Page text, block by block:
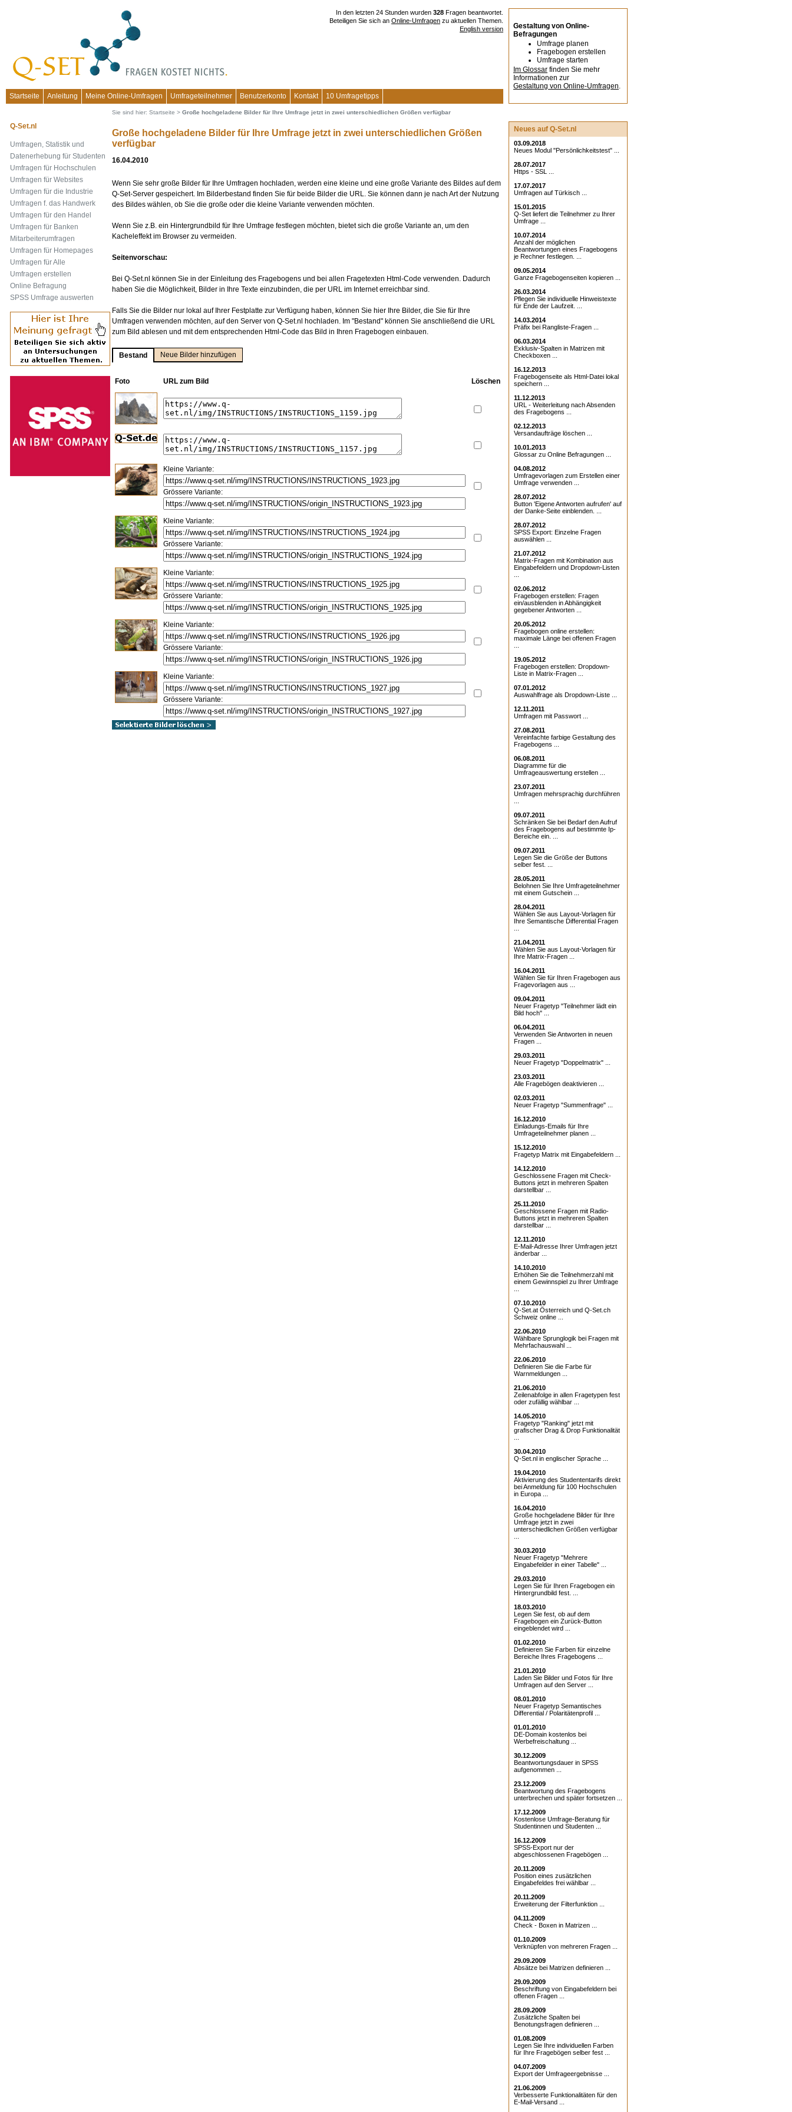
In den letzten 24 Stunden wurden 328 Fragen beantwortet.
Beteiligen Sie sich an Online-Umfragen zu aktuellen Themen.
English version
Gestaltung von Online-
Befragungen
Umfrage planen
Fragebogen erstellen
Umfrage starten
Im Glossar finden Sie mehr
Informationen zur
Gestaltung von Online-Umfragen.
Startseite
Anleitung Meine Online-Umfragen Umfrageteilnehmer Benutzerkonto Kontakt 10 Umfragetipps
Sie sind hier: Startseite > Große hochgeladene Bilder für Ihre Umfrage jetzt in zwei unterschiedlichen Größen verfügbar
Große hochgeladene Bilder für Ihre Umfrage jetzt in zwei unterschiedlichen Größen
verfügbar
16.04.2010
Wenn Sie sehr große Bilder für Ihre Umfragen hochladen, werden eine kleine und eine große Variante des Bildes auf dem
Q-Set-Server gespeichert. Im Bilderbestand finden Sie für beide Bilder die URL. Sie können dann je nach Art der Nutzung
des Bildes wählen, ob Sie die große oder die kleine Variante verwenden möchten.
Wenn Sie z.B. ein Hintergrundbild für Ihre Umfrage festlegen möchten, bietet sich die große Variante an, um den
Kacheleffekt im Browser zu vermeiden.
Seitenvorschau:
Bei Q-Set.nl können Sie in der Einleitung des Fragebogens und bei allen Fragetexten Html-Code verwenden. Dadurch
haben Sie die Möglichkeit, Bilder in Ihre Texte einzubinden, die per URL im Internet erreichbar sind.
Falls Sie die Bilder nur lokal auf Ihrer Festplatte zur Verfügung haben, können Sie hier Ihre Bilder, die Sie für Ihre
Umfragen verwenden möchten, auf den Server von Q-Set.nl hochladen. Im "Bestand" können Sie anschließend die URL
zum Bild ablesen und mit dem entsprechenden Html-Code das Bild in Ihren Fragebogen einbauen.
Bestand Neue Bilder hinzufügen
Foto URL zum Bild Löschen
Kleine Variante:
Grössere Variante:
Kleine Variante:
Grössere Variante:
Kleine Variante:
Grössere Variante:
Kleine Variante:
Grössere Variante:
Kleine Variante:
Grössere Variante:
Neues auf Q-Set.nl
03.09.2018
Neues Modul "Persönlichkeitstest" ...
28.07.2017
Https - SSL ...
17.07.2017
Umfragen auf Türkisch ...
15.01.2015
Q-Set liefert die Teilnehmer zu Ihrer
Umfrage ...
10.07.2014
Anzahl der möglichen
Beantwortungen eines Fragebogens
je Rechner festlegen. ...
09.05.2014
Ganze Fragebogenseiten kopieren ...
26.03.2014
Pflegen Sie individuelle Hinweistexte
für Ende der Laufzeit. ...
14.03.2014
Präfix bei Rangliste-Fragen ...
06.03.2014
Exklusiv-Spalten in Matrizen mit
Checkboxen ...
16.12.2013
Fragebogenseite als Html-Datei lokal
speichern ...
11.12.2013
URL - Weiterleitung nach Absenden
des Fragebogens ...
02.12.2013
Versandaufträge löschen ...
10.01.2013
Glossar zu Online Befragungen ...
04.08.2012
Umfragevorlagen zum Erstellen einer
Umfrage verwenden ...
28.07.2012
Button 'Eigene Antworten aufrufen' auf
der Danke-Seite einblenden. ...
28.07.2012
SPSS Export: Einzelne Fragen
auswählen ...
21.07.2012
Matrix-Fragen mit Kombination aus
Eingabefeldern und Dropdown-Listen
02.06.2012
Fragebogen erstellen: Fragen
ein/ausblenden in Abhängigkeit
gegebener Antworten ...
20.05.2012
Fragebogen online erstellen:
maximale Länge bei offenen Fragen
19.05.2012
Fragebogen erstellen: Dropdown-
Liste in Matrix-Fragen ...
07.01.2012
Auswahlfrage als Dropdown-Liste ...
12.11.2011
Umfragen mit Passwort ...
27.08.2011
Vereinfachte farbige Gestaltung des
Fragebogens ...
06.08.2011
Diagramme für die
Umfrageauswertung erstellen ...
23.07.2011
Umfragen mehrsprachig durchführen
09.07.2011
Schränken Sie bei Bedarf den Aufruf
des Fragebogens auf bestimmte Ip-
Bereiche ein. ...
09.07.2011
Legen Sie die Größe der Buttons
selber fest. ...
28.05.2011
Belohnen Sie Ihre Umfrageteilnehmer
mit einem Gutschein ...
28.04.2011
Wählen Sie aus Layout-Vorlagen für
Ihre Semantische Differential Fragen
21.04.2011
Wählen Sie aus Layout-Vorlagen für
Ihre Matrix-Fragen ...
16.04.2011
Wählen Sie für Ihren Fragebogen aus
Fragevorlagen aus ...
09.04.2011
Neuer Fragetyp "Teilnehmer lädt ein
Bild hoch" ...
06.04.2011
Verwenden Sie Antworten in neuen
Fragen ...
29.03.2011
Neuer Fragetyp "Doppelmatrix" ...
23.03.2011
Alle Fragebögen deaktivieren ...
02.03.2011
Neuer Fragetyp "Summenfrage" ...
16.12.2010
Einladungs-Emails für Ihre
Umfrageteilnehmer planen ...
15.12.2010
Fragetyp Matrix mit Eingabefeldern ...
14.12.2010
Geschlossene Fragen mit Check-
Buttons jetzt in mehreren Spalten
darstellbar ...
25.11.2010
Geschlossene Fragen mit Radio-
Buttons jetzt in mehreren Spalten
darstellbar ...
12.11.2010
E-Mail-Adresse Ihrer Umfragen jetzt
änderbar ...
14.10.2010
Erhöhen Sie die Teilnehmerzahl mit
einem Gewinnspiel zu Ihrer Umfrage
07.10.2010
Q-Set.at Österreich und Q-Set.ch
Schweiz online ...
22.06.2010
Wählbare Sprunglogik bei Fragen mit
Mehrfachauswahl ...
22.06.2010
Definieren Sie die Farbe für
Warnmeldungen ...
21.06.2010
Zeilenabfolge in allen Fragetypen fest
oder zufällig wählbar ...
14.05.2010
Fragetyp "Ranking" jetzt mit
grafischer Drag & Drop Funktionalität
30.04.2010
Q-Set.nl in englischer Sprache ...
19.04.2010
Aktivierung des Studententarifs direkt
bei Anmeldung für 100 Hochschulen
in Europa ...
16.04.2010
Große hochgeladene Bilder für Ihre
Umfrage jetzt in zwei
unterschiedlichen Größen verfügbar
30.03.2010
Neuer Fragetyp "Mehrere
Eingabefelder in einer Tabelle" ...
29.03.2010
Legen Sie für Ihren Fragebogen ein
Hintergrundbild fest. ...
18.03.2010
Legen Sie fest, ob auf dem
Fragebogen ein Zurück-Button
eingeblendet wird ...
01.02.2010
Definieren Sie Farben für einzelne
Bereiche Ihres Fragebogens ...
21.01.2010
Laden Sie Bilder und Fotos für Ihre
Umfragen auf den Server ...
08.01.2010
Neuer Fragetyp Semantisches
Differential / Polaritätenprofil ...
01.01.2010
DE-Domain kostenlos bei
Werbefreischaltung ...
30.12.2009
Beantwortungsdauer in SPSS
aufgenommen ...
23.12.2009
Beantwortung des Fragebogens
unterbrechen und später fortsetzen ...
17.12.2009
Kostenlose Umfrage-Beratung für
Studentinnen und Studenten ...
16.12.2009
SPSS-Export nur der
abgeschlossenen Fragebögen ...
20.11.2009
Position eines zusätzlichen
Eingabefeldes frei wählbar ...
20.11.2009
Erweiterung der Filterfunktion ...
04.11.2009
Check - Boxen in Matrizen ...
01.10.2009
Verknüpfen von mehreren Fragen ...
29.09.2009
Absätze bei Matrizen definieren ...
29.09.2009
Beschriftung von Eingabefeldern bei
offenen Fragen ...
28.09.2009
Zusätzliche Spalten bei
Benotungsfragen definieren ...
01.08.2009
Legen Sie Ihre individuellen Farben
für Ihre Fragebögen selber fest ...
04.07.2009
Export der Umfrageergebnisse ...
21.06.2009
Verbesserte Funktionalitäten für den
E-Mail-Versand ...
Q-Set.nl
Umfragen, Statistik und
Datenerhebung für Studenten
Umfragen für Hochschulen
Umfragen für Websites
Umfragen für die Industrie
Umfragen f. das Handwerk
Umfragen für den Handel
Umfragen für Banken
Mitarbeiterumfragen
Umfragen für Homepages
Umfragen für Alle
Umfragen erstellen
Online Befragung
SPSS Umfrage auswerten